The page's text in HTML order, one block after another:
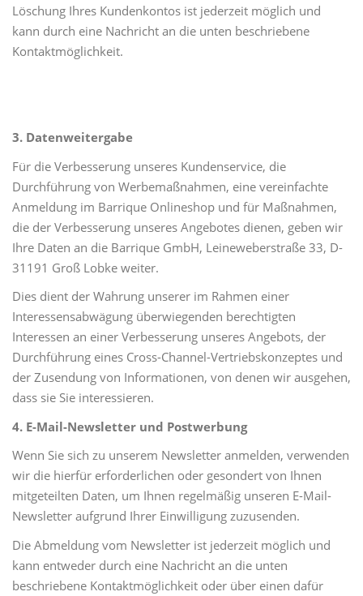
Löschung Ihres Kundenkontos ist jederzeit möglich und
kann durch eine Nachricht an die unten beschriebene
Kontaktmöglichkeit.
3. Datenweitergabe
Für die Verbesserung unseres Kundenservice, die
Durchführung von Werbemaßnahmen, eine vereinfachte
Anmeldung im Barrique Onlineshop und für Maßnahmen,
die der Verbesserung unseres Angebotes dienen, geben wir
Ihre Daten an die Barrique GmbH, Leineweberstraße 33, D-
31191 Groß Lobke weiter.
Dies dient der Wahrung unserer im Rahmen einer
Interessensabwägung überwiegenden berechtigten
Interessen an einer Verbesserung unseres Angebots, der
Durchführung eines Cross-Channel-Vertriebskonzeptes und
der Zusendung von Informationen, von denen wir ausgehen,
dass sie Sie interessieren.
4. E-Mail-Newsletter und Postwerbung
Wenn Sie sich zu unserem Newsletter anmelden, verwenden
wir die hierfür erforderlichen oder gesondert von Ihnen
mitgeteilten Daten, um Ihnen regelmäßig unseren E-Mail-
Newsletter aufgrund Ihrer Einwilligung zuzusenden.
Die Abmeldung vom Newsletter ist jederzeit möglich und
kann entweder durch eine Nachricht an die unten
beschriebene Kontaktmöglichkeit oder über einen dafür